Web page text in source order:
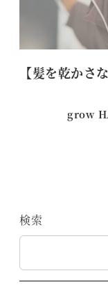
【髪を乾かさ
grow
検索